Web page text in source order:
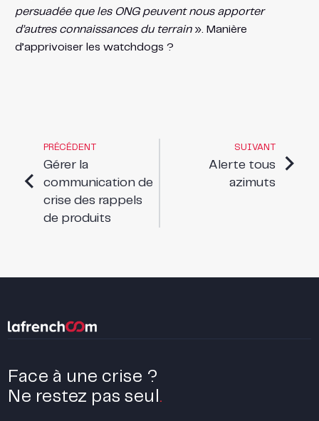
persuadée que les ONG peuvent nous apporter
d’autres connaissances du terrain». Manière
d’apprivoiser les watchdogs ?
PRÉCÉDENT
Gérer la
communication de
crise des rappels
de produits
SUIVANT
Alerte tous
azimuts
Face à une crise ?
Ne restez pas seul .